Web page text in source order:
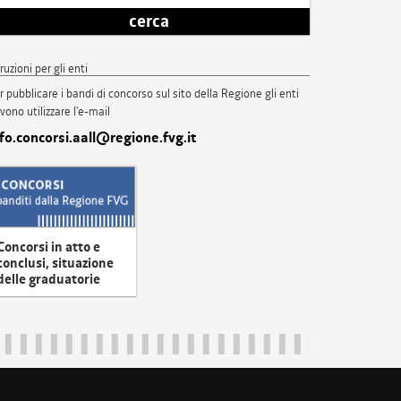
cerca
per gli enti
pubblicare i bandi di concorso sul sito della Regione gli enti
utilizzare l'e-mail
in atto e
situazione
graduatorie